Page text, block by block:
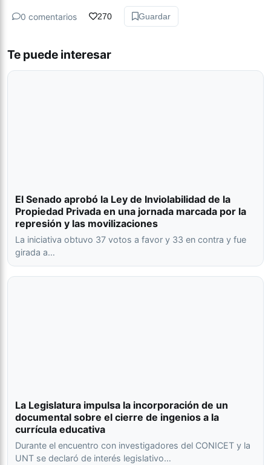
0 comentarios 270 Guardar
Te puede interesar
El Senado aprobó la Ley de Inviolabilidad de la
Propiedad Privada en una jornada marcada por la
represión y las movilizaciones
La iniciativa obtuvo 37 votos a favor y 33 en contra y fue
girada a…
La Legislatura impulsa la incorporación de un
documental sobre el cierre de ingenios a la
currícula educativa
Durante el encuentro con investigadores del CONICET y la
UNT se declaró de interés legislativo…